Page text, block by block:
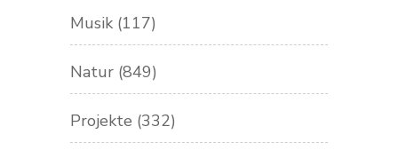
Musik (117)
Natur (849)
Projekte (332)